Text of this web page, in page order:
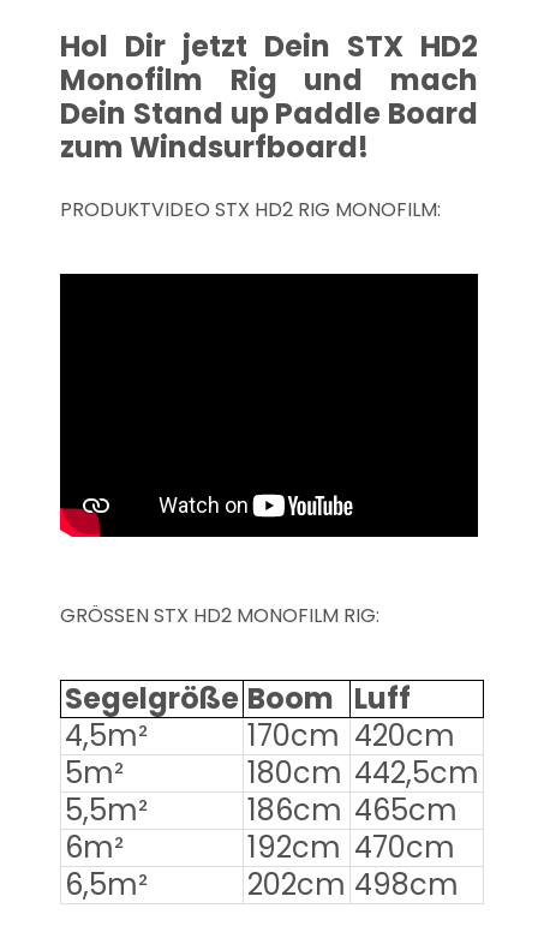
Hol Dir jetzt Dein STX HD2
Monofilm Rig und mach
Dein Stand up Paddle Board
zum Windsurfboard!
PRODUKTVIDEO STX HD2 RIG MONOFILM:
GRÖSSEN STX HD2 MONOFILM RIG:
Segelgröße Boom Luff
4,5m²
170cm 420cm
5m²
180cm 442,5cm
5,5m²
186cm 465cm
6m²
192cm 470cm
6,5m²
202cm 498cm